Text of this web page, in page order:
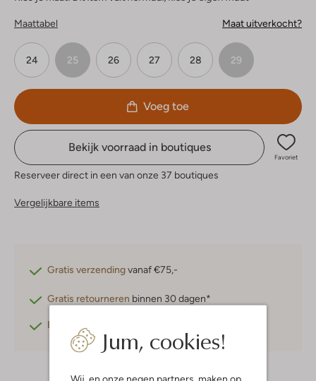
Jum, cookies!
Wij, en onze negen partners , maken op
Maattabel Maat uitverkocht?
24 25 26 27 28 29
Voeg toe
Bekijk voorraad in boutiques
Favoriet
Reserveer direct in een van onze 37 boutiques
Vergelijkbare items
Gratis verzendingvanaf €75,-
Gratis retourneren binnen 30 dagen*
Betaal achteraf